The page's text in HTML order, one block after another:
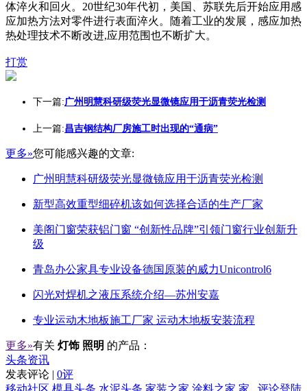
体淬火和回火。20世纪30年代初，美国、苏联先后开始应用感
应加热方法对零件进行表面淬火。随着工业的发展，感应加热
热处理技术不断改进,应用范围也不断扩大。
打赏
下一篇:广州明慧科研级荧光显微镜应用于沥青荧光检测
上一篇:昌吉钢结构厂房施工时出现的“通病”
更多»您可能感兴趣的文章:
广州明慧科研级荧光显微镜应用于沥青荧光检测
新型高效重型细碎机该如何选择合适的生产厂家
美阁门窗荣获铝门窗 “创新性品牌”引领门窗行业创新升
级
青岛办公家具专业设备德国原装的威力Unicontrol6
闪光对焊机之液压系统介绍—苏州安嘉
专业运动木地板施工厂家 运动木地板安装流程
更多»有关 灯饰 照明 的产品：
头条资讯
发表评论 | 0评
评论登陆
移动社区 模具头条 水泥头条 家装之家 涂料之家 家